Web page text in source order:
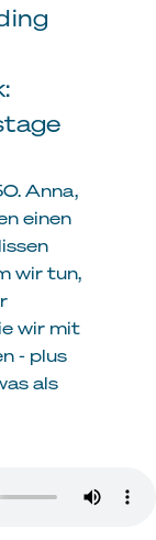
Anna,
einen
wir tun,
wir mit
- plus
als